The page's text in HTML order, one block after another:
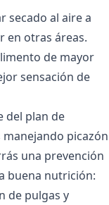
secado al aire a
en otras áreas.
de mayor
sensación de
del plan de
picazón
una prevención
buena nutrición:
de pulgas y